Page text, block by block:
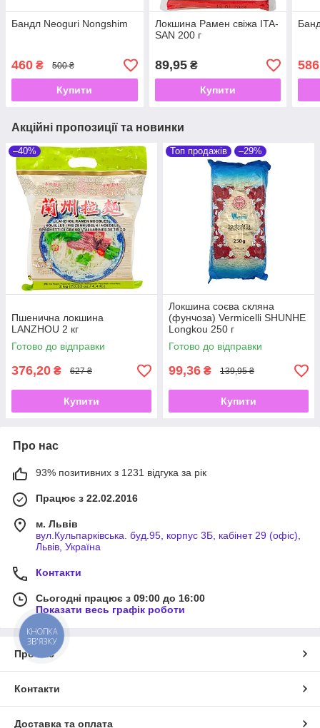
Бандл Neoguri Nongshim
460 ₴ 500 ₴
Купити
Локшина Рамен свіжа ITA-
SAN 200 г
89,95₴
Купити
Акційні пропозиції та новинки
–40%
Пшенична локшина
LANZHOU 2 кг
Готово до відправки
376,20 ₴ 627 ₴
Купити
Топ продажів –29%
Локшина соєва скляна
(фунчоза) Vermicelli SHUNHE
Longkou 250 г
Готово до відправки
99,36 ₴ 139,95 ₴
Купити
Про нас
93% позитивних з 1231 відгука за рік
Працює з 22.02.2016
м. Львів
вул.Кульпарківська. буд.95, корпус 3Б, кабінет 29 (офіс),
Львів, Україна
Контакти
Сьогодні працює з 09:00 до 16:00
Показати весь графік роботи
Про нас
Контакти
Доставка та оплата
КНОПКА
ЗВ'ЯЗКУ